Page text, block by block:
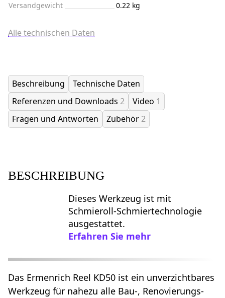
Versandgewicht 0.22 kg
Alle technischen Daten
Beschreibung
Technische Daten
Referenzen und Downloads 2 Video 1
Fragen und Antworten
Zubehör 2
BESCHREIBUNG
Dieses Werkzeug ist mit
Schmieroll-Schmiertechnologie
ausgestattet.
Erfahren Sie mehr
Das Ermenrich Reel KD50 ist ein unverzichtbares
Werkzeug für nahezu alle Bau-, Renovierungs-